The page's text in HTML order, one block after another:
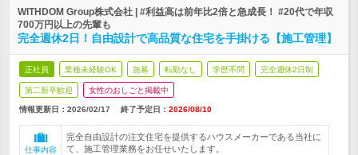
WITHDOM Group株式会社 | #利益高は前年比2倍と急成長！ #20代で年収
700万円以上の先輩も
完全週休2日！自由設計で高品質な住宅を手掛ける【施工管理】
正社員 業種未経験OK 急募 転勤なし 学歴不問 完全週休2日制
第二新卒歓迎 女性のおしごと掲載中
情報更新日：2026/02/17 終了予定日： 2026/08/10
仕事内容
完全自由設計の注文住宅を提供するハウスメーカーである当社に
て、施工管理業務をお任せいたします。